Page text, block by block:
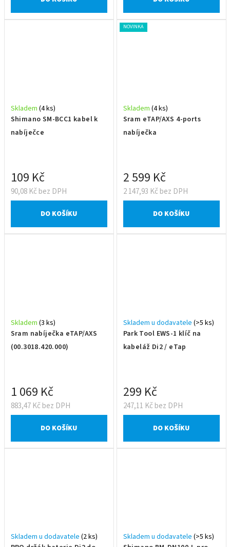
Shimano SM-BCC1 kabel k
nabíječce
Skladem (4 ks)
90,08 Kč bez DPH
109 Kč
DO KOŠÍKU
NOVINKA
Sram eTAP/AXS 4-ports
nabíječka
Skladem (4 ks)
2 147,93 Kč bez DPH
2 599 Kč
DO KOŠÍKU
Sram nabíječka eTAP/AXS
(00.3018.420.000)
Skladem (3 ks)
883,47 Kč bez DPH
1 069 Kč
DO KOŠÍKU
Park Tool EWS-1 klíč na
kabeláž Di2 / eTap
Skladem u dodavatele (>5 ks)
247,11 Kč bez DPH
299 Kč
DO KOŠÍKU
Skladem u dodavatele (2 ks) Skladem u dodavatele (>5 ks)